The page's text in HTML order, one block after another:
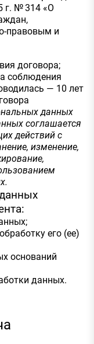
г. № 314 «О
правовым и
договора;
соблюдения
— 10 лет
данных
соглашается
действий с
изменение,
его (ее)
оснований
данных.